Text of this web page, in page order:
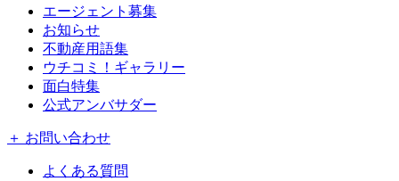
エージェント募集
お知らせ
不動産用語集
ウチコミ！ギャラリー
面白特集
公式アンバサダー
＋ お問い合わせ
よくある質問